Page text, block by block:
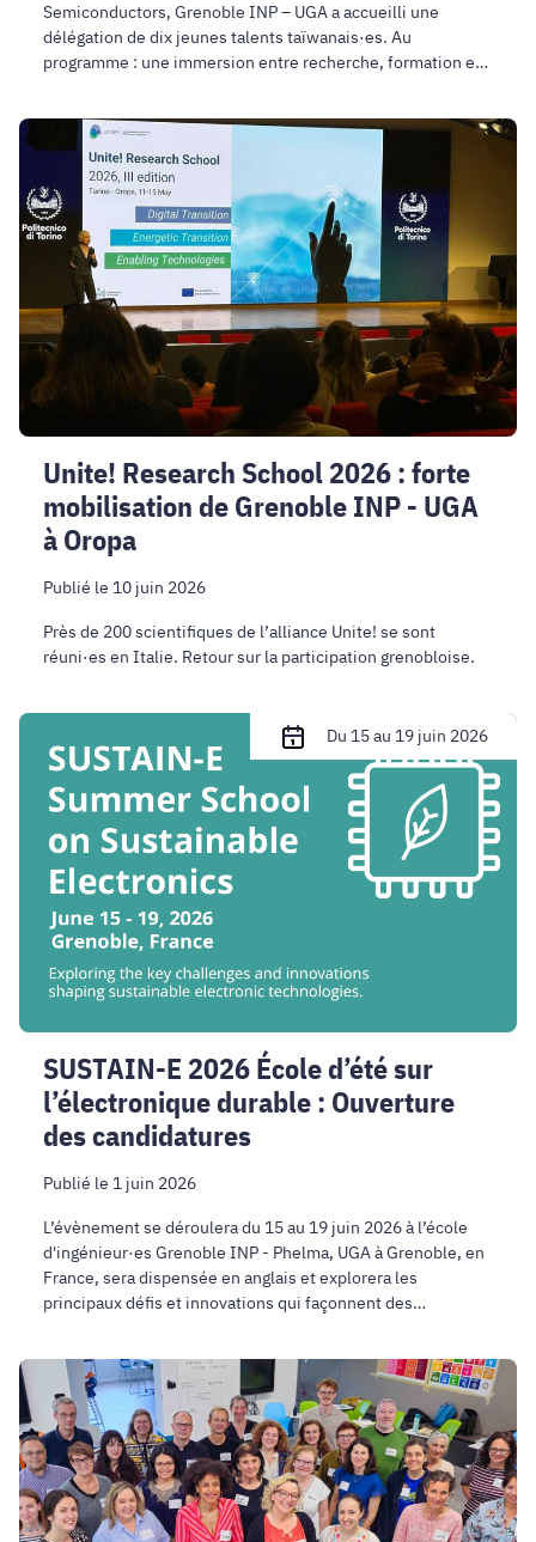
Semiconductors, Grenoble INP – UGA a accueilli une
délégation de dix jeunes talents taïwanais·es. Au
programme : une immersion entre recherche, formation et
Unite!
Research
School
2026
mobilisation
de
Grenoble
INP
UGA
Oropa
Unite! Research School 2026 : forte
mobilisation de Grenoble INP - UGA
à Oropa
Publié le 10 juin 2026
Près de 200 scientifiques de l’alliance Unite! se sont
réuni·es en Italie. Retour sur la participation grenobloise.
SUSTAIN-
2026
École
d’été
l’électronique
durable
Ouverture
candidatures
Du 15 au 19 juin 2026
SUSTAIN-E 2026 École d’été sur
l’électronique durable : Ouverture
des candidatures
Publié le 1 juin 2026
L’évènement se déroulera du 15 au 19 juin 2026 à l’école
d'ingénieur·es Grenoble INP - Phelma, UGA à Grenoble, en
France, sera dispensée en anglais et explorera les
principaux défis et innovations qui façonnent des
Conduire
le
changement
ensemble
:
bien-